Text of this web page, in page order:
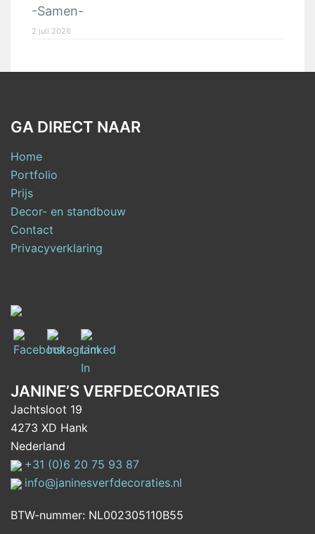
-Samen-
2 juli 2026
GA DIRECT NAAR
Home
Portfolio
Prijs
Decor- en standbouw
Contact
Privacyverklaring
JANINE’S VERFDECORATIES
Jachtsloot 19
4273 XD Hank
Nederland
+31 (0)6 20 75 93 87
info@janinesverfdecoraties.nl
BTW-nummer: NL002305110B55